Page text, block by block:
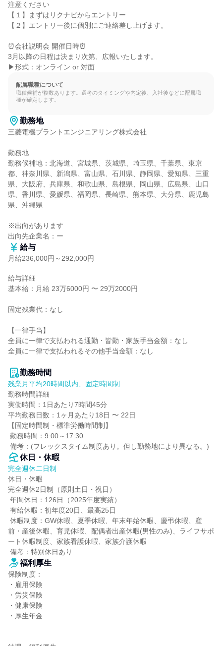
注意ください
【１】まずはリクナビからエントリー
【２】エントリー後に個別にご連絡差し上げます。
⏰会社説明会 開催日時⏰
3月以降の日程は決まり次第、広報いたします。
▶形式：オンライン or 対面
配属職種について
職種候補が複数あります。選考のタイミングや内定後、入社後などに配属職
種が確定します。
勤務地
三菱電機プラントエンジニアリング株式会社
勤務地
勤務候補地：北海道、宮城県、茨城県、埼玉県、千葉県、東京
都、神奈川県、新潟県、富山県、石川県、静岡県、愛知県、三重
県、大阪府、兵庫県、和歌山県、島根県、岡山県、広島県、山口
県、香川県、愛媛県、福岡県、長崎県、熊本県、大分県、鹿児島
県、沖縄県
※出向があります
出向先企業名：ー
給与
月給236,000円～292,000円
給与詳細
基本給：月給 23万6000円 〜 29万2000円
固定残業代：なし
【一律手当】
全員に一律で支払われる通勤・皆勤・家族手当金額：なし
全員に一律で支払われるその他手当金額：なし
勤務時間
残業月平均20時間以内、固定時間制
勤務時間詳細
実働時間：1日あたり7時間45分
平均勤務日数：1ヶ月あたり18日 〜 22日
【固定時間制・標準労働時間制】
備考：(フレックスタイム制度あり。但し勤務地により異なる。)
休日・休暇
完全週休二日制
休日・休暇
完全週休2日制（原則土日・祝日）
前・産後休暇、育児休暇、配偶者出産休暇(男性のみ)、ライフサポ
ート休暇制度、家族看護休暇、家族介護休暇
備考：特別休日あり
福利厚生
保険制度：
・雇用保険
・労災保険
・健康保険
・厚生年金